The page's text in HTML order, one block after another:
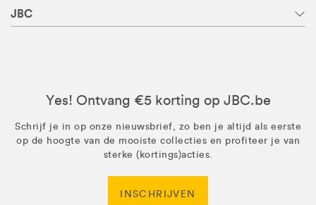
JBC
Yes! Ontvang €5 korting op JBC.be
Schrijf je in op onze nieuwsbrief, zo ben je altijd als eerste
op de hoogte van de mooiste collecties en profiteer je van
sterke (kortings)acties.
INSCHRIJVEN